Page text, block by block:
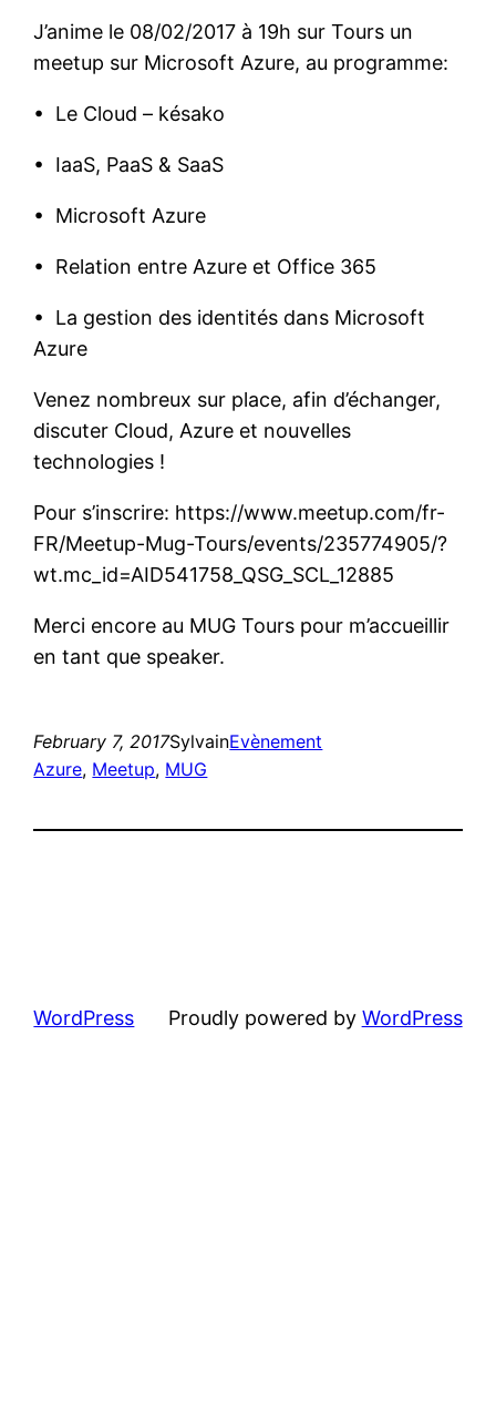
J’anime le 08/02/2017 à 19h sur Tours un
meetup sur Microsoft Azure, au programme:
• Le Cloud – késako
• IaaS, PaaS & SaaS
• Microsoft Azure
• Relation entre Azure et Office 365
• La gestion des identités dans Microsoft
Azure
Venez nombreux sur place, afin d’échanger,
discuter Cloud, Azure et nouvelles
technologies !
Pour s’inscrire: https://www.meetup.com/fr-
FR/Meetup-Mug-Tours/events/235774905/?
wt.mc_id=AID541758_QSG_SCL_12885
Merci encore au MUG Tours pour m’accueillir
en tant que speaker.
February 7, 2017SylvainEvènement
Azure, Meetup, MUG
WordPress Proudly powered by WordPress